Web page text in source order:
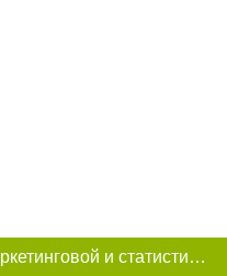
Этот сайт использует «cookies». Также сайт использует интернет-сервис для сбора технических данных касательно посетителей с целью получения маркетинговой и статистической информации. Условия обработки данных посетителей сайта см.